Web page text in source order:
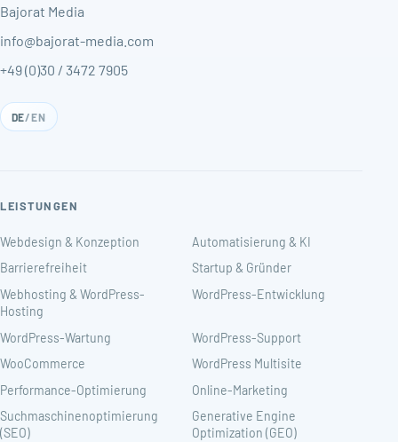
Bajorat Media
info@bajorat-media.com
+49 (0)30 / 3472 7905
DE/EN
LEISTUNGEN
Webdesign & Konzeption
Automatisierung & KI
Barrierefreiheit
Startup & Gründer
Webhosting & WordPress-
Hosting
WordPress-Entwicklung
WordPress-Wartung
WordPress-Support
WooCommerce
WordPress Multisite
Performance-Optimierung
Online-Marketing
Suchmaschinenoptimierung
(SEO)
Generative Engine
Optimization (GEO)